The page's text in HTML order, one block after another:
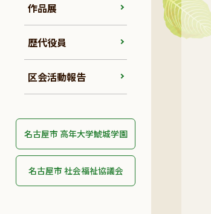
作品展
歴代役員
区会活動報告
名古屋市 高年大学鯱城学園
名古屋市 社会福祉協議会